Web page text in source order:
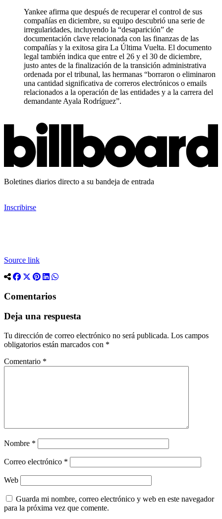
Yankee afirma que después de recuperar el control de sus
compañías en diciembre, su equipo descubrió una serie de
irregularidades, incluyendo la “desaparición” de
documentación clave relacionada con las finanzas de las
compañías y la exitosa gira La Última Vuelta. El documento
legal también indica que entre el 26 y el 30 de diciembre,
justo antes de la finalización de la transición administrativa
ordenada por el tribunal, las hermanas “borraron o eliminaron
una cantidad significativa de correros electrónicos o emails
relacionados a la operación de las entidades y a la carrera del
demandante Ayala Rodríguez”.
Boletines diarios directo a su bandeja de entrada
Inscribirse
Source link
Comentarios
Deja una respuesta
Tu dirección de correo electrónico no será publicada. Los campos
obligatorios están marcados con *
Comentario *
Nombre *
Correo electrónico *
Web
Guarda mi nombre, correo electrónico y web en este navegador
para la próxima vez que comente.